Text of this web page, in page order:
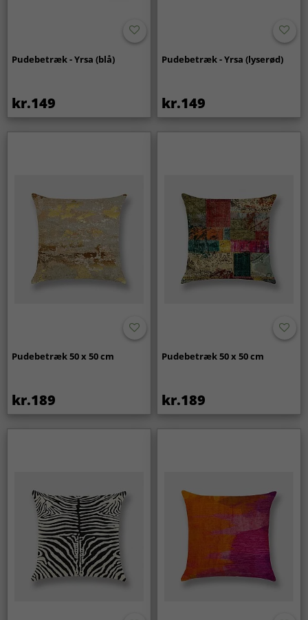
Pudebetræk - Yrsa (blå)
kr.149
Pudebetræk - Yrsa (lyserød)
kr.149
Pudebetræk 50 x 50 cm
kr.189
Pudebetræk 50 x 50 cm
kr.189